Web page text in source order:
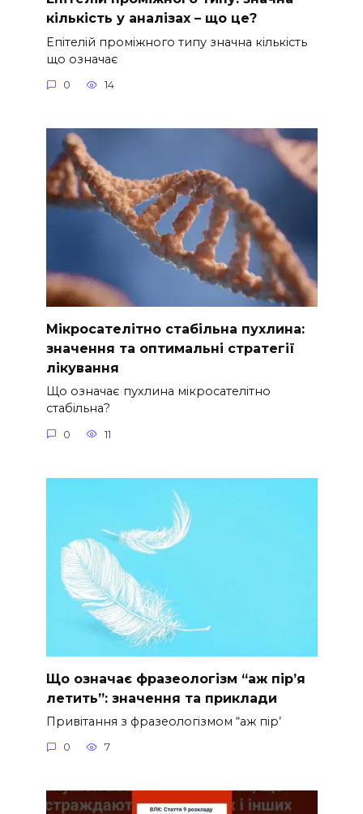
кількість у аналізах – що це?
Епітелій проміжного типу значна кількість
що означає
0 14
Мікросателітно стабільна пухлина:
значення та оптимальні стратегії
лікування
Що означає пухлина мікросателітно
стабільна?
0 11
Що означає фразеологізм “аж пір’я
летить”: значення та приклади
Привітання з фразеологізмом “аж пір’
0 7